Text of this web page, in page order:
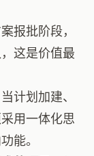
报批阶段，
这是价值最
计划加建、
用一体化思
能。